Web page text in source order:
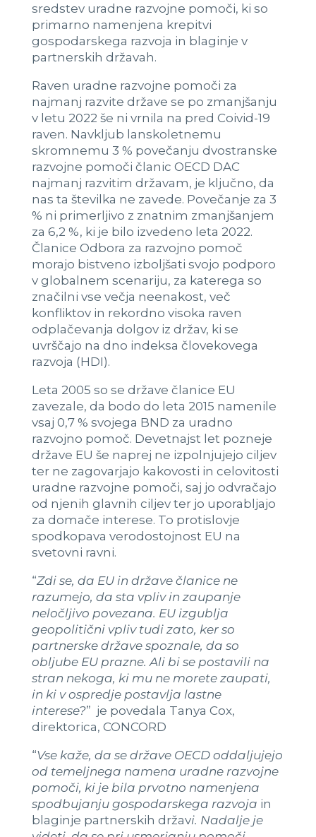
sredstev uradne razvojne pomoči, ki so
primarno namenjena krepitvi
gospodarskega razvoja in blaginje v
partnerskih državah.
Raven uradne razvojne pomoči za
najmanj razvite države se po zmanjšanju
v letu 2022 še ni vrnila na pred Coivid-19
raven. Navkljub lanskoletnemu
skromnemu 3 % povečanju dvostranske
razvojne pomoči članic OECD DAC
najmanj razvitim državam, je ključno, da
nas ta številka ne zavede. Povečanje za 3
% ni primerljivo z znatnim zmanjšanjem
za 6,2 %, ki je bilo izvedeno leta 2022.
Članice Odbora za razvojno pomoč
morajo bistveno izboljšati svojo podporo
v globalnem scenariju, za katerega so
značilni vse večja neenakost, več
konfliktov in rekordno visoka raven
odplačevanja dolgov iz držav, ki se
uvrščajo na dno indeksa človekovega
razvoja (HDI).
Leta 2005 so se države članice EU
zavezale, da bodo do leta 2015 namenile
vsaj 0,7 % svojega BND za uradno
razvojno pomoč. Devetnajst let pozneje
države EU še naprej ne izpolnjujejo ciljev
ter ne zagovarjajo kakovosti in celovitosti
uradne razvojne pomoči, saj jo odvračajo
od njenih glavnih ciljev ter jo uporabljajo
za domače interese. To protislovje
spodkopava verodostojnost EU na
svetovni ravni.
“Zdi se, da EU in države članice ne
razumejo, da sta vpliv in zaupanje
neločljivo povezana. EU izgublja
geopolitični vpliv tudi zato, ker so
partnerske države spoznale, da so
obljube EU prazne. Ali bi se postavili na
stran nekoga, ki mu ne morete zaupati,
in ki v ospredje postavlja lastne
interese?” je povedala Tanya Cox,
direktorica, CONCORD
“Vse kaže, da se države OECD oddaljujejo
od temeljnega namena uradne razvojne
pomoči, ki je bila prvotno namenjena
spodbujanju gospodarskega razvoja in
blaginje partnerskih državi. Nadalje je